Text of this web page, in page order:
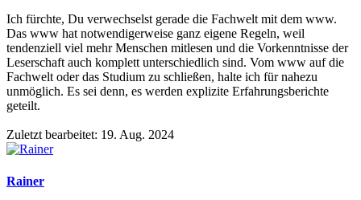
Ich fürchte, Du verwechselst gerade die Fachwelt mit dem www.
Das www hat notwendigerweise ganz eigene Regeln, weil
tendenziell viel mehr Menschen mitlesen und die Vorkenntnisse der
Leserschaft auch komplett unterschiedlich sind. Vom www auf die
Fachwelt oder das Studium zu schließen, halte ich für nahezu
unmöglich. Es sei denn, es werden explizite Erfahrungsberichte
geteilt.
Zuletzt bearbeitet: 19. Aug. 2024
Rainer